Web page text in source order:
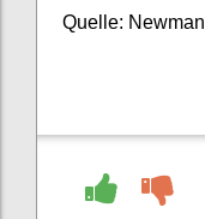
Quelle: Newman